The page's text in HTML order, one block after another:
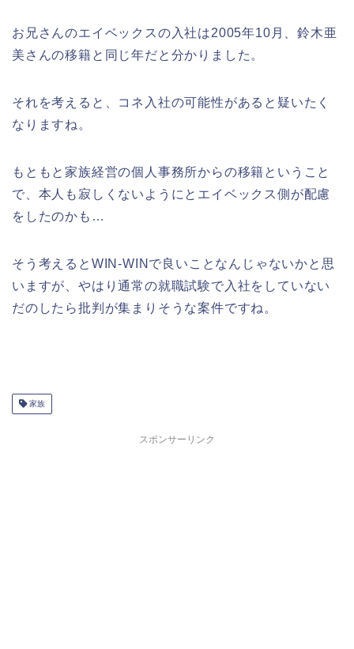
お兄さんのエイベックスの入社は2005年10月、鈴木亜
美さんの移籍と同じ年だと分かりました。
それを考えると、コネ入社の可能性があると疑いたく
なりますね。
もともと家族経営の個人事務所からの移籍ということ
で、本人も寂しくないようにとエイベックス側が配慮
をしたのかも…
そう考えるとWIN-WINで良いことなんじゃないかと思
いますが、やはり通常の就職試験で入社をしていない
だのしたら批判が集まりそうな案件ですね。
家族
スポンサーリンク